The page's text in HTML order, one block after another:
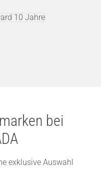
bei
exklusive Auswahl